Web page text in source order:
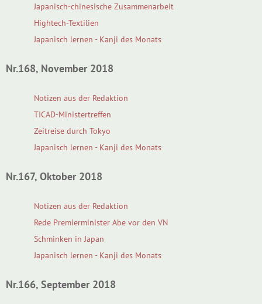
Japanisch-chinesische Zusammenarbeit
Hightech-Textilien
Japanisch lernen - Kanji des Monats
Nr.168, November 2018
Notizen aus der Redaktion
TICAD-Ministertreffen
Zeitreise durch Tokyo
Japanisch lernen - Kanji des Monats
Nr.167, Oktober 2018
Notizen aus der Redaktion
Rede Premierminister Abe vor den VN
Schminken in Japan
Japanisch lernen - Kanji des Monats
Nr.166, September 2018